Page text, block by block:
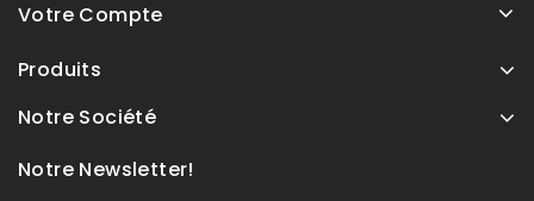
Votre Compte
Produits
Notre Société
Notre Newsletter!